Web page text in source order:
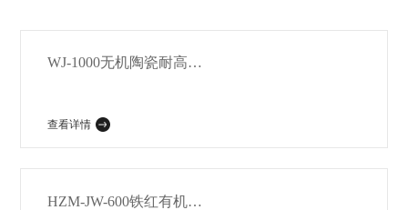
WJ-1000无机陶瓷耐高温漆
查看详情
HZM-JW-600铁红有机硅耐高温专用底漆